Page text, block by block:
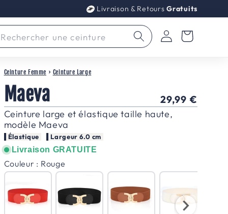
Livraison & RetoursGratuits
Rechercher une ceinture Connexion
Panier
Ceinture Femme › Ceinture Large
Maeva
Prix
habituel
29,99 €
Ceinture large et élastique taille haute,
modèle Maeva
Élastique Largeur 6.0 cm
Livraison GRATUITE
Couleur : Rouge